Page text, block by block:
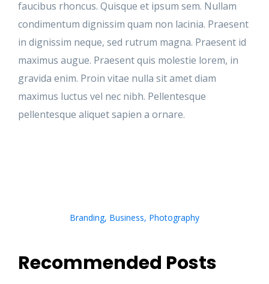
faucibus rhoncus. Quisque et ipsum sem. Nullam
condimentum dignissim quam non lacinia. Praesent
in dignissim neque, sed rutrum magna. Praesent id
maximus augue. Praesent quis molestie lorem, in
gravida enim. Proin vitae nulla sit amet diam
maximus luctus vel nec nibh. Pellentesque
pellentesque aliquet sapien a ornare.
Branding, Business, Photography
Recommended Posts